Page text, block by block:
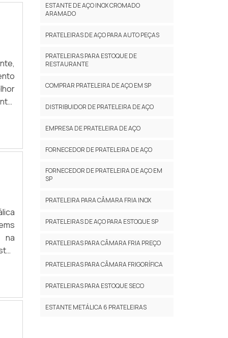
e
à
da
de
na
ESTANTE DE AÇO INOX CROMADO
ARAMADO
PRATELEIRAS DE AÇO PARA AUTO PEÇAS
PRATELEIRAS PARA ESTOQUE DE
RESTAURANTE
COMPRAR PRATELEIRA DE AÇO EM SP
DISTRIBUIDOR DE PRATELEIRA DE AÇO
EMPRESA DE PRATELEIRA DE AÇO
FORNECEDOR DE PRATELEIRA DE AÇO
FORNECEDOR DE PRATELEIRA DE AÇO EM
SP
PRATELEIRA PARA CÂMARA FRIA INOX
PRATELEIRAS DE AÇO PARA ESTOQUE SP
PRATELEIRAS PARA CÂMARA FRIA PREÇO
PRATELEIRAS PARA CÂMARA FRIGORÍFICA
PRATELEIRAS PARA ESTOQUE SECO
ESTANTE METÁLICA 6 PRATELEIRAS